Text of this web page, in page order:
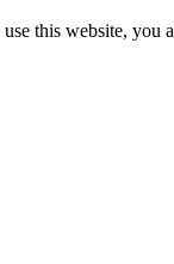
this website, you